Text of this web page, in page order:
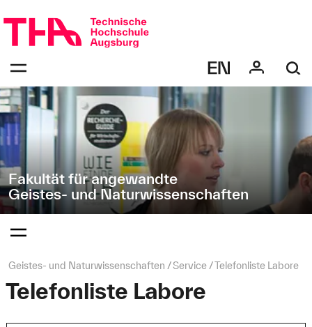
überspringen
zur
Navigation
"Geistes-
und
Naturwissenschaften"
Fakultät für angewandte
Geistes- und Naturwissenschaften
bestätigen
Öffnen
des
Menüs
bestätigen
des
Seitenpfad:
Geistes- und Naturwissenschaften Service Telefonliste Labore
Telefonliste Labore